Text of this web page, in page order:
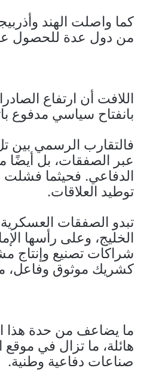
كما واصلت الهند
من دول عدة للحصول
اللافت أن ارتفاع
بانفتاح سياسي مدفوع
فالتقارب الرسمي بين
عبر الصفقات، بل أيضًا
الدفاعي. فحيثما فشلت
توطيد العلاقات.
تبدو الصفقات
الخليج، وعلى رأسها
شراكات تصنيع وإنتاج
كشريك موثوق وفاعل،
ما يضاعف من حدة هذا
هائلة، ما تزال في
صناعات دفاعية وطنية.